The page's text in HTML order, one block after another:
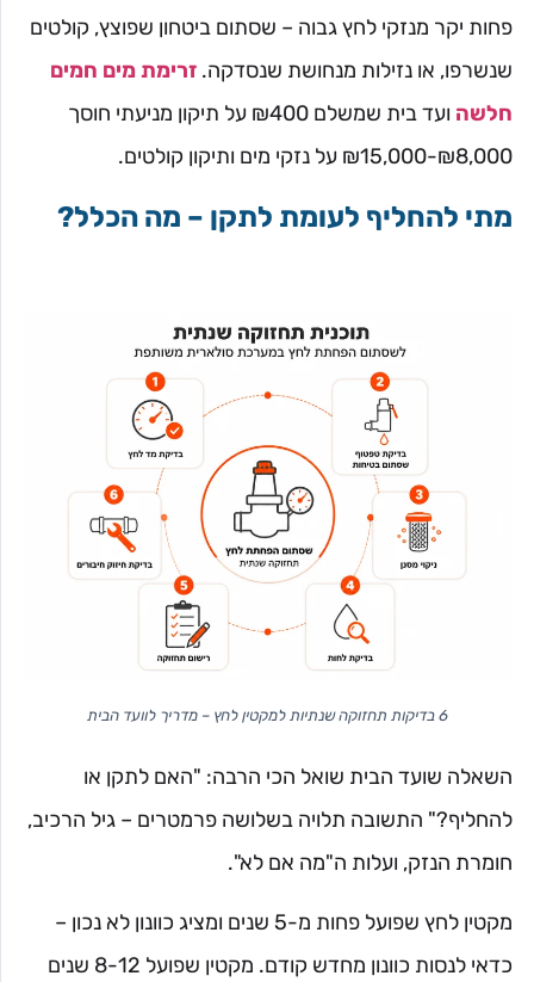
פחות יקר מנזקי לחץ גבוה – שסתום ביטחון שפוצץ, קולטים
שנשרפו, או נזילות מנחושת שנסדקה. זרימת מים חמים
חלשה
ועד בית שמשלם ₪400 על תיקון מניעתי חוסך
₪8,000-₪15,000 על נזקי מים ותיקון קולטים.
מתי להחליף לעומת לתקן – מה הכלל?
6 בדיקות תחזוקה שנתיות למקטין לחץ – מדריך לוועד הבית
השאלה שועד הבית שואל הכי הרבה: "האם לתקן או
להחליף?" התשובה תלויה בשלושה פרמטרים – גיל הרכיב,
חומרת הנזק, ועלות ה"מה אם לא".
מקטין לחץ שפועל פחות מ-5 שנים ומציג כוונון לא נכון –
כדאי לנסות כוונון מחדש קודם. מקטין שפועל 8-12 שנים